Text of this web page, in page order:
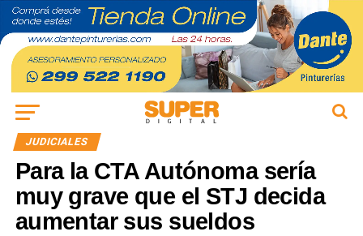
JUDICIALES
Para la CTA Autónoma sería
muy grave que el STJ decida
aumentar sus sueldos